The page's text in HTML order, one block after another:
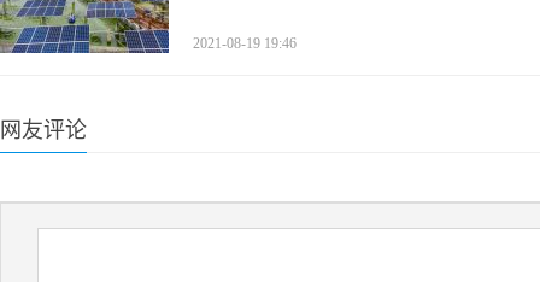
2021-08-19 19:46
网友评论